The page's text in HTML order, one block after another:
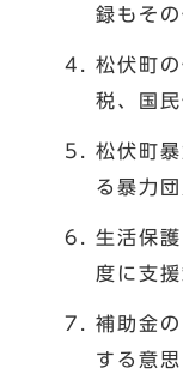
録もそ
松伏町
税、国
松伏町
る暴力
生活保
度に支
補助金
する意思